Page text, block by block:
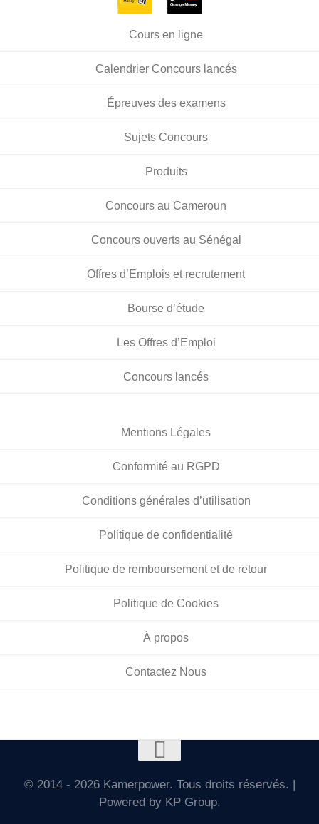
Cours en ligne
Calendrier Concours lancés
Épreuves des examens
Sujets Concours
Produits
Concours au Cameroun
Concours ouverts au Sénégal
Offres d’Emplois et recrutement
Bourse d’étude
Les Offres d’Emploi
Concours lancés
Mentions Légales
Conformité au RGPD
Conditions générales d’utilisation
Politique de confidentialité
Politique de remboursement et de retour
Politique de Cookies
À propos
Contactez Nous
© 2014 - 2026 Kamerpower. Tous droits réservés. |
Powered by KP Group.